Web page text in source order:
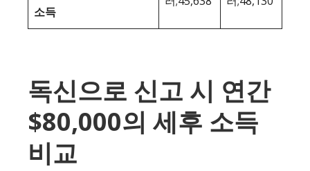
소득
독신으로 신고 시 연간
$80,000의 세후 소득
비교